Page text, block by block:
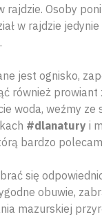
rajdzie. Osoby
w rajdzie
jest ognisko,
również prowiant
woda, weźmy ze
#dlanatury i
bardzo
się
obuwie,
mazurskiej